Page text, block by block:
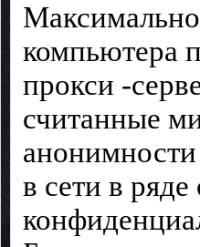
компьютера
прокси -
считанные
анонимности
в сети в